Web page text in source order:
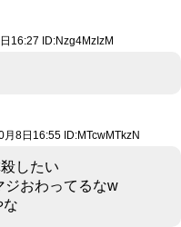
16:27 ID:Nzg4MzIzM
月8日16:55 ID:MTcwMTkzN
したい
ジおわってるなw
な